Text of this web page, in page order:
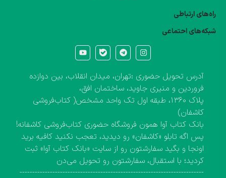
راه‌های ارتباطی
شبکه‌های احتماعی
آدرس تحویل حضوری :تهران، میدان انقلاب، بین دوازده
فروردین و منیری جاوید، ساختمان افق،
پلاک ۱۳۶۰، طبقه اول تک واحد مشخص( کتاب‌فروشی
کاشفان)
بانک کتاب آوا همون فروشگاه حضوری کتاب‌فروشی کاشفانه!
پس اگه تابلو «کاشفان» رو دیدید، تعجب نکنید کافیه برید
اونجا و بگید سفارشتون رو از سایت «بانک کتاب آوا» ثبت
کردید؛ با استقبال، سفارشتون رو تحویل می‌دن
-------------------------------------------------------------------------